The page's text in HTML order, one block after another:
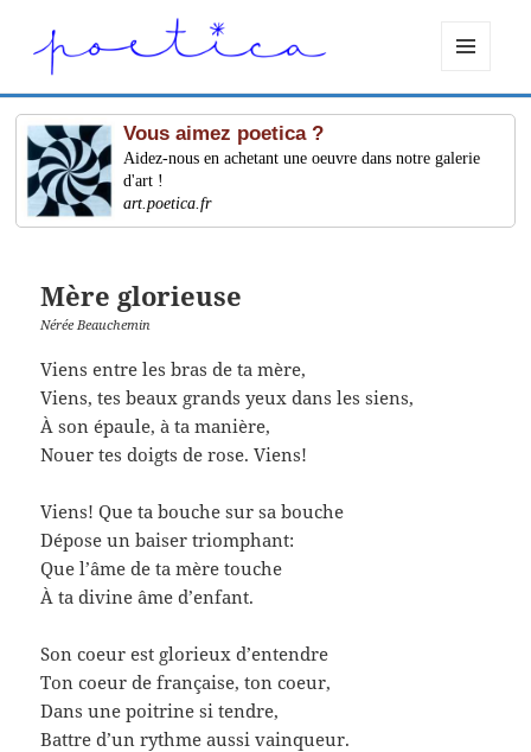
ET
WIDGETS
Vous aimez poetica ?
Aidez-nous en achetant une oeuvre dans notre galerie
d'art !
art.poetica.fr
Mère glorieuse
Nérée Beauchemin
Viens entre les bras de ta mère,
Viens, tes beaux grands yeux dans les siens,
À son épaule, à ta manière,
Nouer tes doigts de rose. Viens!
Viens! Que ta bouche sur sa bouche
Dépose un baiser triomphant:
Que l’âme de ta mère touche
À ta divine âme d’enfant.
Son coeur est glorieux d’entendre
Ton coeur de française, ton coeur,
Dans une poitrine si tendre,
Battre d’un rythme aussi vainqueur.